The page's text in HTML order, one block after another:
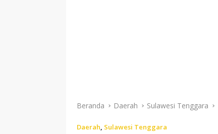
Beranda Daerah Sulawesi Tenggara
Daerah Sulawesi Tenggara